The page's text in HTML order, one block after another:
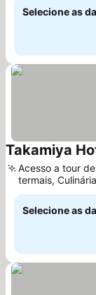
Selecione as
Takamiya
Acesso a tour
termais,
Selecione as